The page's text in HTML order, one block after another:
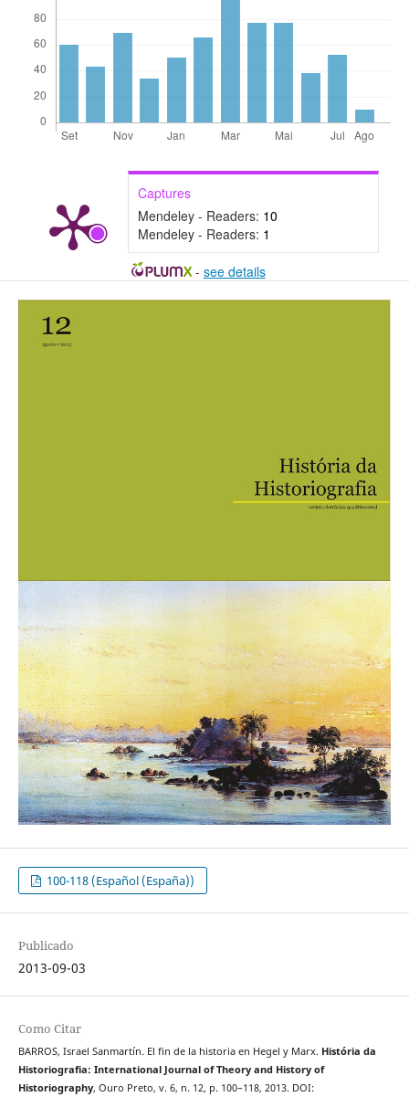
Captures
Mendeley - Readers: 10
Mendeley - Readers: 1
- see details
100-118 (Español (España))
Publicado
2013-09-03
Como Citar
BARROS, Israel Sanmartín. El fin de la historia en Hegel y Marx. História da
Historiografia: International Journal of Theory and History of
Historiography, Ouro Preto, v. 6, n. 12, p. 100–118, 2013. DOI: